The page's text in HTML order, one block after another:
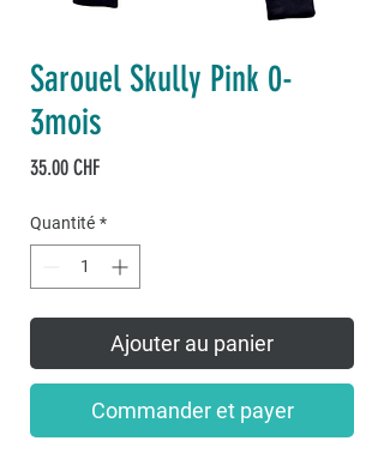
Sarouel Skully Pink 0-
3mois
35.00 CHFPrix
Quantité *
Ajouter au panier
Commander et payer